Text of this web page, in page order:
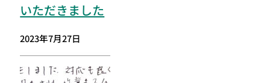
いただきました
2023年7月27日